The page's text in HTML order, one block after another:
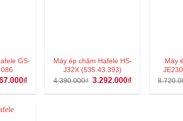
GS-
₫Giá
tại
Máy ép chậm Hafele HS-
J32X (535.43.393)
4.390.000₫ Giá
là:
3.292.000₫Giá
tại
Máy